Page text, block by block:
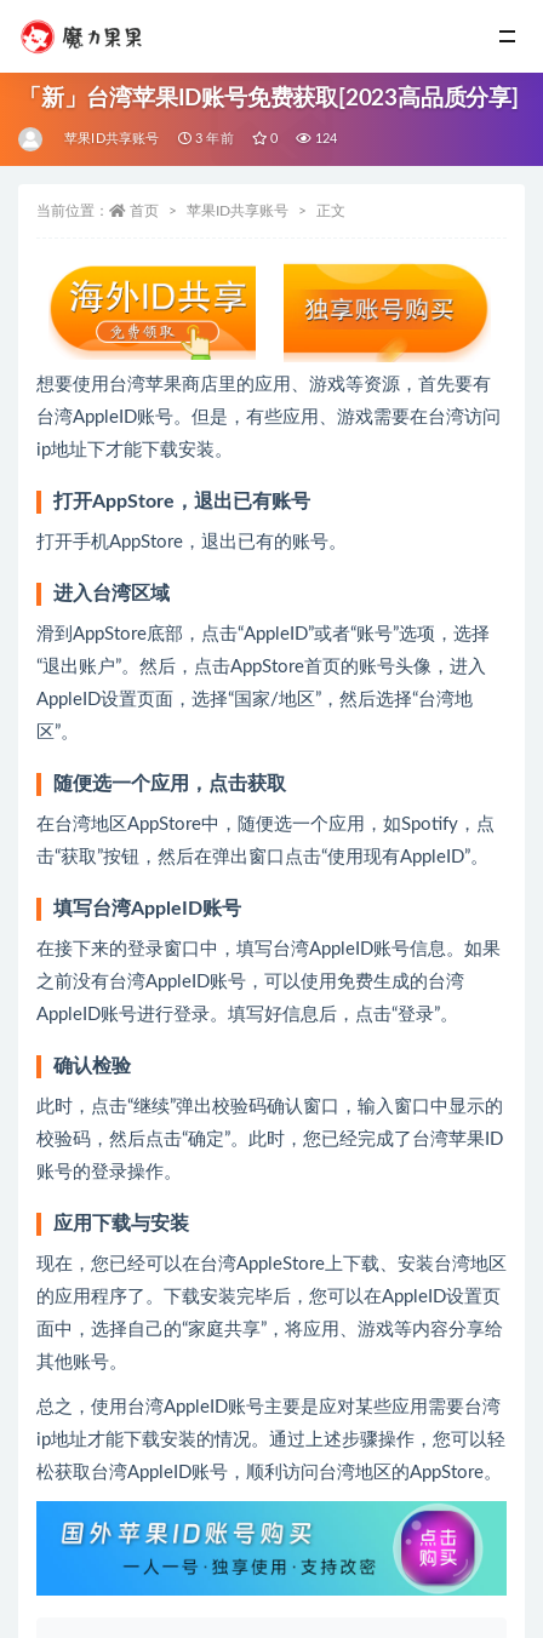
「新」台湾苹果ID账号免费获取[2023高品质分享]
苹果ID共享账号 3 年前 0 124
当前位置： 首页 苹果ID共享账号 正文
想要使用台湾苹果商店里的应用、游戏等资源，首先要有
台湾AppleID账号。但是，有些应用、游戏需要在台湾访问
ip地址下才能下载安装。
打开AppStore，退出已有账号
打开手机AppStore，退出已有的账号。
进入台湾区域
滑到AppStore底部，点击“AppleID”或者“账号”选项，选择
“退出账户”。然后，点击AppStore首页的账号头像，进入
AppleID设置页面，选择“国家/地区”，然后选择“台湾地
区”。
随便选一个应用，点击获取
在台湾地区AppStore中，随便选一个应用，如Spotify，点
击“获取”按钮，然后在弹出窗口点击“使用现有AppleID”。
填写台湾AppleID账号
在接下来的登录窗口中，填写台湾AppleID账号信息。如果
之前没有台湾AppleID账号，可以使用免费生成的台湾
AppleID账号进行登录。填写好信息后，点击“登录”。
确认检验
此时，点击“继续”弹出校验码确认窗口，输入窗口中显示的
校验码，然后点击“确定”。此时，您已经完成了台湾苹果ID
账号的登录操作。
应用下载与安装
现在，您已经可以在台湾AppleStore上下载、安装台湾地区
的应用程序了。下载安装完毕后，您可以在AppleID设置页
面中，选择自己的“家庭共享”，将应用、游戏等内容分享给
其他账号。
总之，使用台湾AppleID账号主要是应对某些应用需要台湾
ip地址才能下载安装的情况。通过上述步骤操作，您可以轻
松获取台湾AppleID账号，顺利访问台湾地区的AppStore。